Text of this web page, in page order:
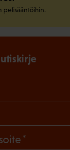
pelisääntöihin.